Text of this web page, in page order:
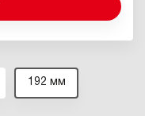
192 мм